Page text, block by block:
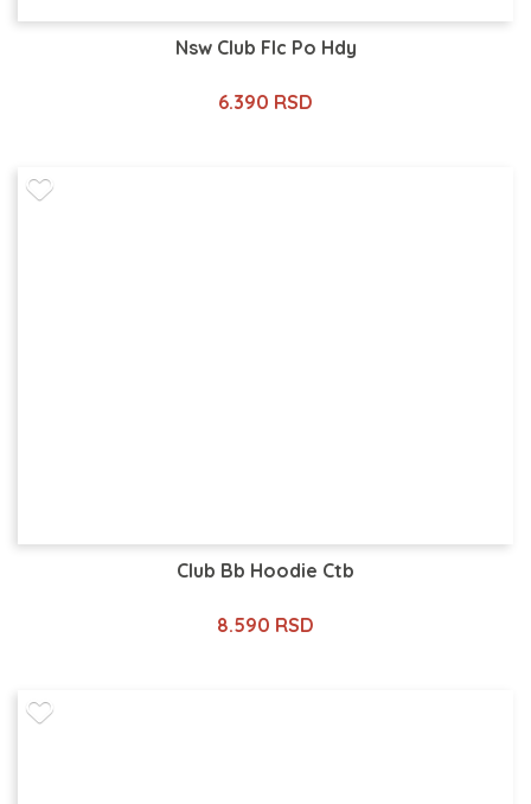
Nsw Club Flc Po Hdy
6.390 RSD
Club Bb Hoodie Ctb
8.590 RSD